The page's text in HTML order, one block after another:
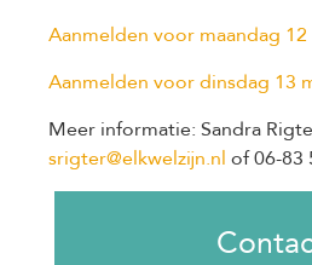
Aanmelden voor maandag 12
Aanmelden voor dinsdag 13
Meer informatie: Sandra
srigter@elkwelzijn.nl of 06-83